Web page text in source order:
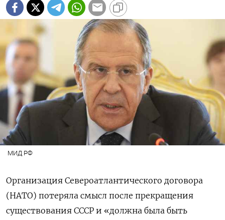
МИД РФ
Организация Североатлантического договора
(НАТО) потеряла смысл после прекращения
существования СССР и «должна была быть